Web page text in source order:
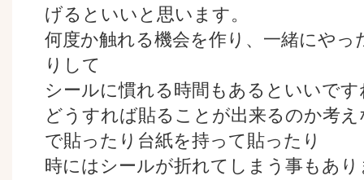
げるといいと思います。
何度か触れる機会を作り、一緒にや
りして
シールに慣れる時間もあるといいです
どうすれば貼ることが出来るのか考
で貼ったり台紙を持って貼ったり
時にはシールが折れてしまう事もあ